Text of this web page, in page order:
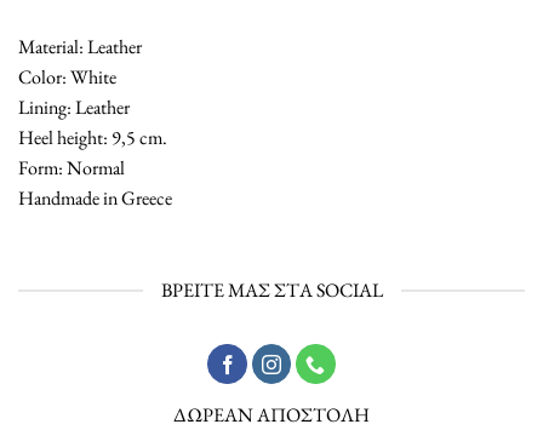
Material: Leather
Color: White
Lining: Leather
Heel height: 9,5 cm.
Form: Normal
Handmade in Greece
ΒΡΕΙΤΕ ΜΑΣ ΣΤΑ SOCIAL
ΔΩΡΕΑΝ ΑΠΟΣΤΟΛΗ